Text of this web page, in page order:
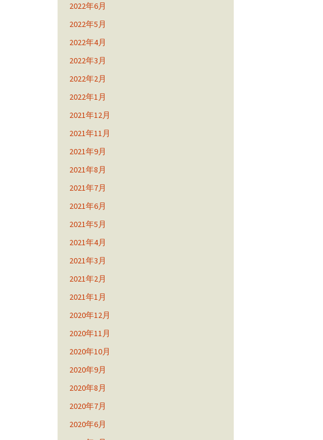
2022年6月
2022年5月
2022年4月
2022年3月
2022年2月
2022年1月
2021年12月
2021年11月
2021年9月
2021年8月
2021年7月
2021年6月
2021年5月
2021年4月
2021年3月
2021年2月
2021年1月
2020年12月
2020年11月
2020年10月
2020年9月
2020年8月
2020年7月
2020年6月